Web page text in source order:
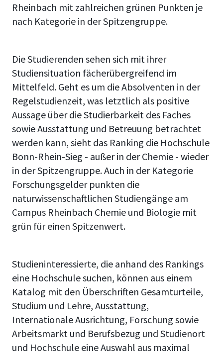
Rheinbach mit zahlreichen grünen Punkten je
nach Kategorie in der Spitzengruppe.
Die Studierenden sehen sich mit ihrer
Studiensituation fächerübergreifend im
Mittelfeld. Geht es um die Absolventen in der
Regelstudienzeit, was letztlich als positive
Aussage über die Studierbarkeit des Faches
sowie Ausstattung und Betreuung betrachtet
werden kann, sieht das Ranking die Hochschule
Bonn-Rhein-Sieg - außer in der Chemie - wieder
in der Spitzengruppe. Auch in der Kategorie
Forschungsgelder punkten die
naturwissenschaftlichen Studiengänge am
Campus Rheinbach Chemie und Biologie mit
grün für einen Spitzenwert.
Studieninteressierte, die anhand des Rankings
eine Hochschule suchen, können aus einem
Katalog mit den Überschriften Gesamturteile,
Studium und Lehre, Ausstattung,
Internationale Ausrichtung, Forschung sowie
Arbeitsmarkt und Berufsbezug und Studienort
und Hochschule eine Auswahl aus maximal